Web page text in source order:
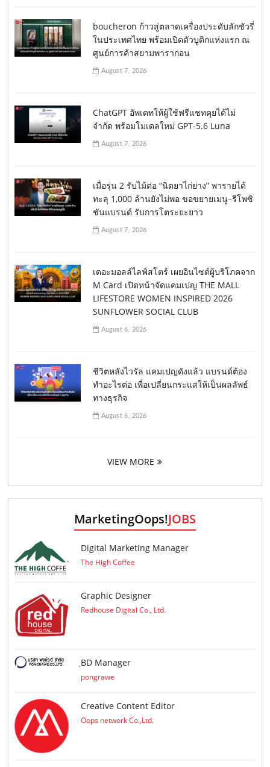
boucheron ก้าวสู่ตลาดเครื่องประดับลักชัวรี่
ในประเทศไทย พร้อมเปิดตัวบูติกแห่งแรก ณ
ศูนย์การค้าสยามพารากอน
August 7, 2026
ChatGPT อัพเดทให้ผู้ใช้ฟรีแชทคุยได้ไม่
จำกัด พร้อมโมเดลใหม่ GPT-5.6 Luna
August 7, 2026
เมื่อรุ่น 2 รับไม้ต่อ “นิตยาไก่ย่าง” พารายได้
ทะลุ 1,000 ล้านยังไม่พอ ขอขยายเมนู–รีโพซิ
ชันแบรนด์ รับการโตระยะยาว
August 7, 2026
เดอะมอลล์ไลฟ์สโตร์ เผยอินไซต์ผู้บริโภคจาก
M Card เปิดหน้าจัดแคมเปญ THE MALL
LIFESTORE WOMEN INSPIRED 2026
SUNFLOWER SOCIAL CLUB
August 6, 2026
ชีวิตหลังไวรัล แคมเปญดังแล้ว แบรนด์ต้อง
ทำอะไรต่อ เพื่อเปลี่ยนกระแสให้เป็นผลลัพธ์
ทางธุรกิจ
August 6, 2026
VIEW MORE
MarketingOops!JOBS
Digital Marketing Manager
The High Coffee
Graphic Designer
Redhouse Digital Co., Ltd.
ฺBD Manager
pongrawe
Creative Content Editor
Oops network Co.,Ltd.